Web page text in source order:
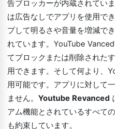
告ブロッカーが内蔵されてい
は広告なしでアプリを使用で
プして明るさや音量を増減で
れています。YouTube
てブロックまたは削除された
用できます。そして何より、
用可能です。アプリに対して
ません。 Youtube Revanced
アム機能とされているすべて
も約束しています。